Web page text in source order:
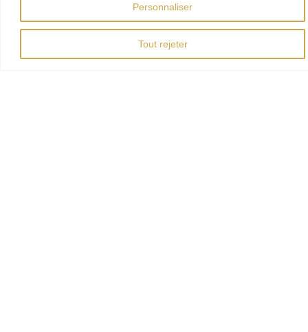
Personnaliser
Tout rejeter
SPECTACLE EN SOIRÉE : UNE VIE DE